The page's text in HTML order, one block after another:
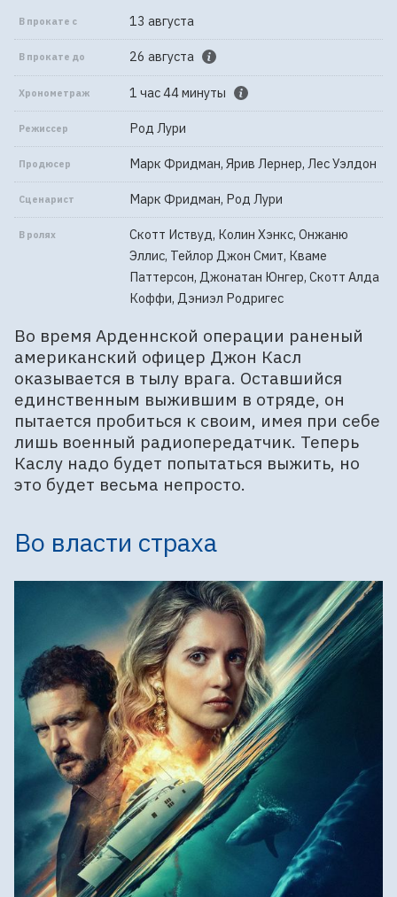
В прокате с 13 августа
В прокате до 26 августа
Хронометраж 1 час 44 минуты
Режиссер Род Лури
Продюсер Марк Фридман, Ярив Лернер, Лес Уэлдон
Сценарист Марк Фридман, Род Лури
В ролях
Скотт Иствуд, Колин Хэнкс, Онжаню
Эллис, Тейлор Джон Смит, Кваме
Паттерсон, Джонатан Юнгер, Скотт Алда
Коффи, Дэниэл Родригес
Во время Арденнской операции раненый
американский офицер Джон Касл
оказывается в тылу врага. Оставшийся
единственным выжившим в отряде, он
пытается пробиться к своим, имея при себе
лишь военный радиопередатчик. Теперь
Каслу надо будет попытаться выжить, но
это будет весьма непросто.
Во власти страха